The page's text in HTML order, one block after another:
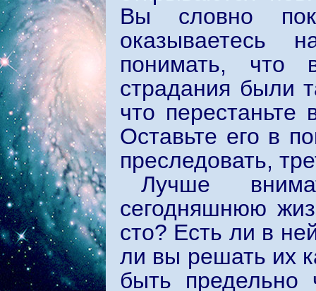
Вы словно
оказываетесь
понимать,
страдания были
что
Оставьте его в
преследовать,
Лучше
сегодняшнюю
сто? Есть ли в
ли вы решать их
быть